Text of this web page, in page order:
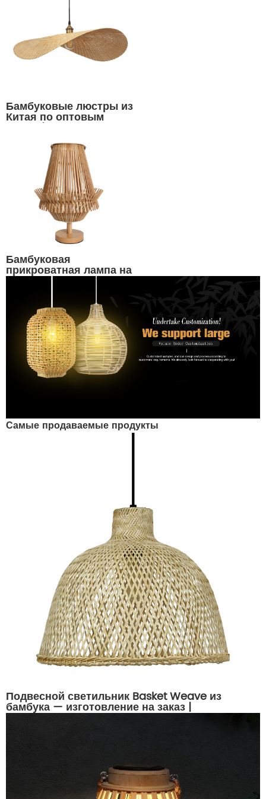
заказу |СИНСАНЬСИН
Бамбуковые люстры из
Китая по оптовым
ценам |СИНСАНЬСИН
Бамбуковая
прикроватная лампа на
заказ - оптовая
Самые продаваемые продукты
Подвесной светильник Basket Weave из
бамбука — изготовление на заказ |
СИНСАНЬСИН